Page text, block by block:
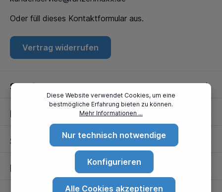
Partner
Standorte
Oder füll dieses Kontaktformular aus.
Vertrag widerrufen
Service
Informationen
Diese Website verwendet Cookies, um eine
bestmögliche Erfahrung bieten zu können.
Mehr Informationen ...
Nur technisch notwendige
Konfigurieren
Alle Cookies akzeptieren